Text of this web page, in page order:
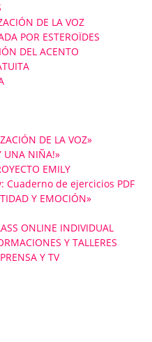
DE LA VOZ
POR ESTEROÏDES
DEL ACENTO
DE LA VOZ»
UNA NIÑA!»
EMILY
Cuaderno de ejercicios PDF
Y EMOCIÓN»
ONLINE INDIVIDUAL
Y TALLERES
Y TV